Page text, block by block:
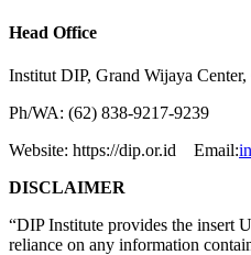
Head Office
Institut DIP, Grand Wijaya
Ph/WA: (62) 838-9217-9239
Website: https://dip.or.id Email:
DISCLAIMER
“DIP Institute provides the insert
reliance on any information